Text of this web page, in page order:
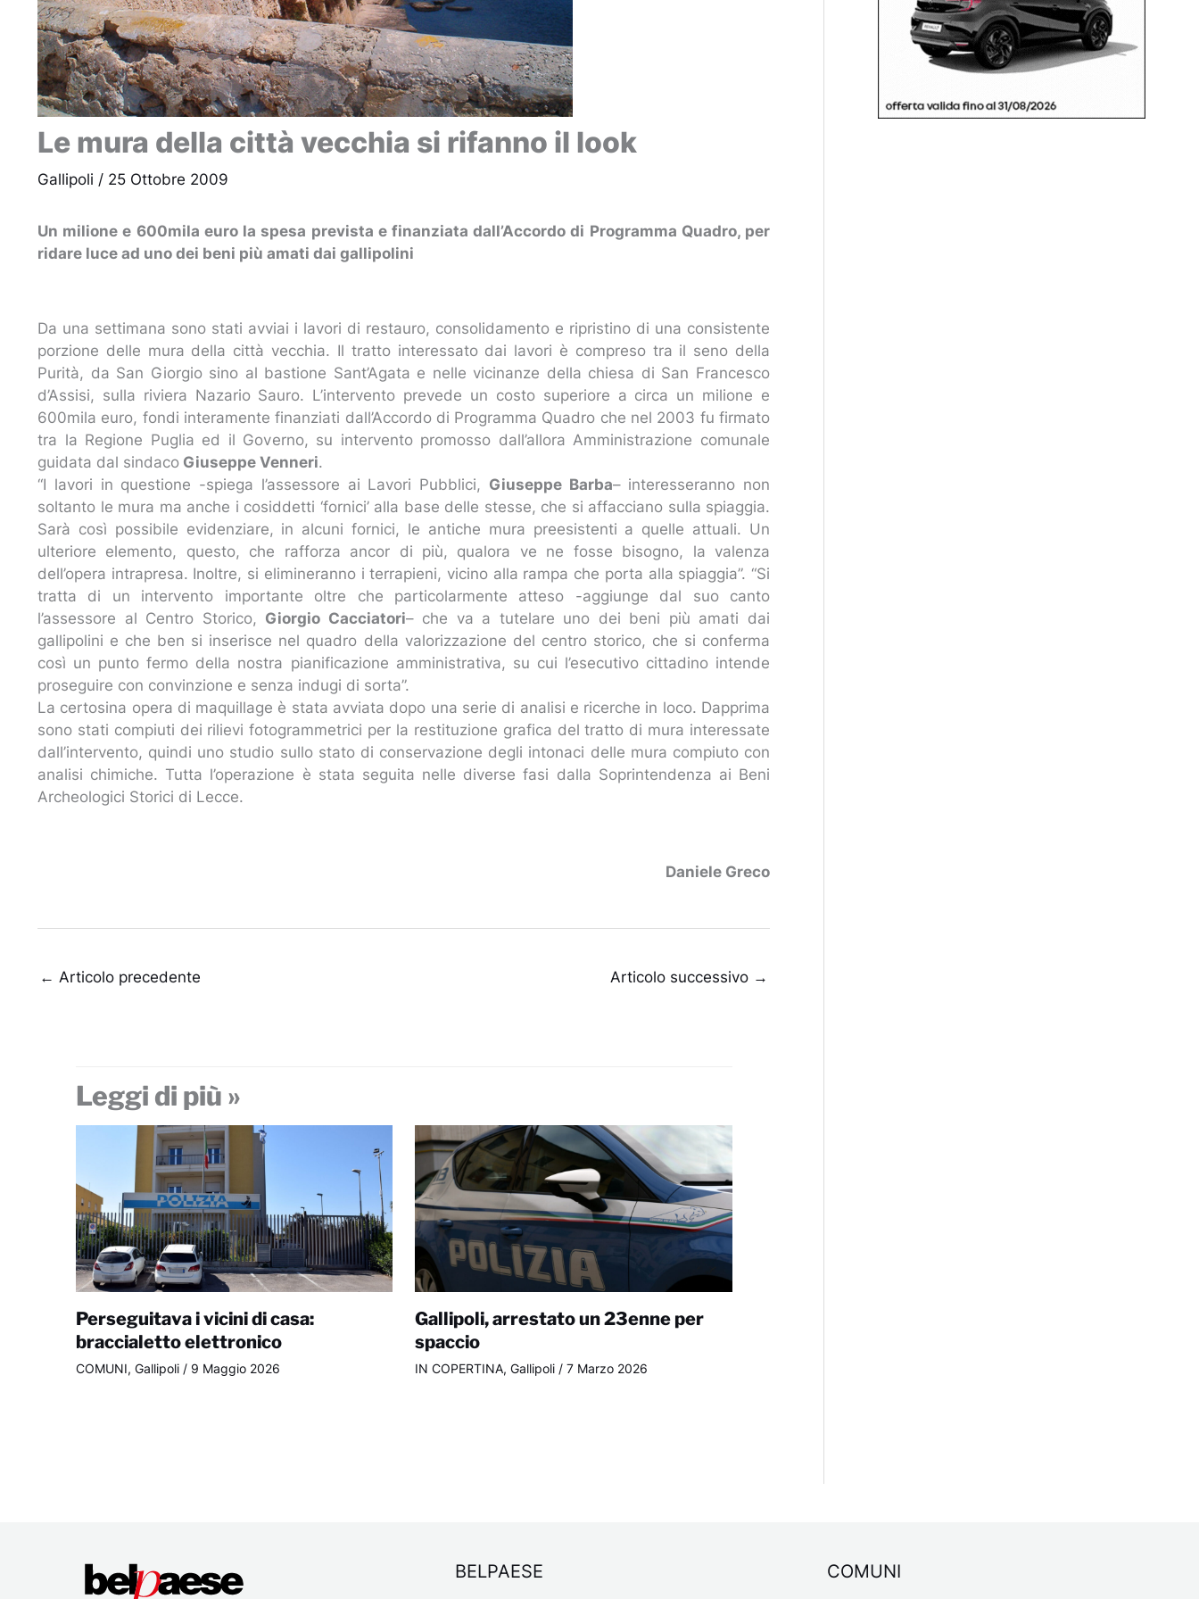
Le mura della città vecchia si rifanno il look
Gallipoli / 25 Ottobre 2009
Un milione e 600mila euro la spesa prevista e finanziata dall’Accordo di Programma Quadro, per
ridare luce ad uno dei beni più amati dai gallipolini
Da una settimana sono stati avviai i lavori di restauro, consolidamento e ripristino di una consistente
porzione delle mura della città vecchia. Il tratto interessato dai lavori è compreso tra il seno della
Purità, da San Giorgio sino al bastione Sant’Agata e nelle vicinanze della chiesa di San Francesco
d’Assisi, sulla riviera Nazario Sauro. L’intervento prevede un costo superiore a circa un milione e
600mila euro, fondi interamente finanziati dall’Accordo di Programma Quadro che nel 2003 fu firmato
tra la Regione Puglia ed il Governo, su intervento promosso dall’allora Amministrazione comunale
guidata dal sindaco Giuseppe Venneri.
“I lavori in questione -spiega l’assessore ai Lavori Pubblici, Giuseppe Barba– interesseranno non
soltanto le mura ma anche i cosiddetti ‘fornici’ alla base delle stesse, che si affacciano sulla spiaggia.
Sarà così possibile evidenziare, in alcuni fornici, le antiche mura preesistenti a quelle attuali. Un
ulteriore elemento, questo, che rafforza ancor di più, qualora ve ne fosse bisogno, la valenza
dell’opera intrapresa. Inoltre, si elimineranno i terrapieni, vicino alla rampa che porta alla spiaggia”. “Si
tratta di un intervento importante oltre che particolarmente atteso -aggiunge dal suo canto
l’assessore al Centro Storico, Giorgio Cacciatori– che va a tutelare uno dei beni più amati dai
gallipolini e che ben si inserisce nel quadro della valorizzazione del centro storico, che si conferma
così un punto fermo della nostra pianificazione amministrativa, su cui l’esecutivo cittadino intende
proseguire con convinzione e senza indugi di sorta”.
La certosina opera di maquillage è stata avviata dopo una serie di analisi e ricerche in loco. Dapprima
sono stati compiuti dei rilievi fotogrammetrici per la restituzione grafica del tratto di mura interessate
dall’intervento, quindi uno studio sullo stato di conservazione degli intonaci delle mura compiuto con
analisi chimiche. Tutta l’operazione è stata seguita nelle diverse fasi dalla Soprintendenza ai Beni
Archeologici Storici di Lecce.
Daniele Greco
← Articolo precedente Articolo successivo →
Leggi di più »
Perseguitava i vicini di casa:
braccialetto elettronico
COMUNI, Gallipoli/ 9 Maggio 2026
Gallipoli, arrestato un 23enne per
spaccio
IN COPERTINA, Gallipoli / 7 Marzo 2026
BELPAESE COMUNI